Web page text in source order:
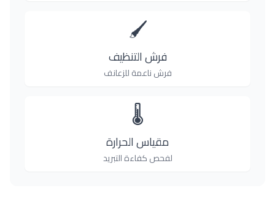
🖌️
فرش التنظيف
فرش ناعمة للزعانف
🌡️
مقياس الحرارة
لفحص كفاءة التبريد